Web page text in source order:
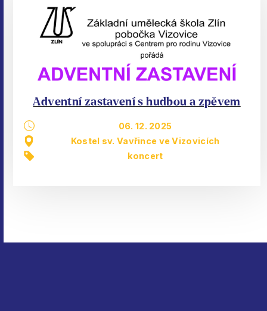
Adventní zastavení s hudbou a zpěvem
06. 12. 2025
Kostel sv. Vavřince ve Vizovicích
koncert